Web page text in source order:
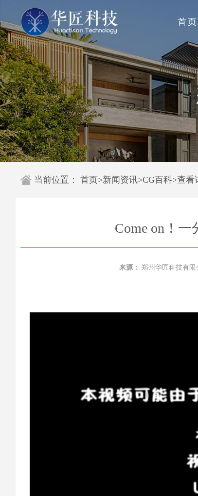
首页
当前位置： 首页>新闻资讯>CG百科>查看
Come on！
来源： 郑州华匠科技有限